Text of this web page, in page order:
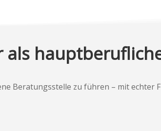
als
Beratungsstelle zu führen – mit echter